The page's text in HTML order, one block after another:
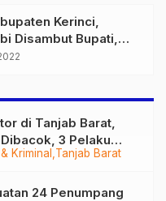
Kerinci,
Disambut Bupati,
dan Kejari
Kriminal Tanjab Barat
di Tanjab Barat,
3 Pelaku
24 Penumpang